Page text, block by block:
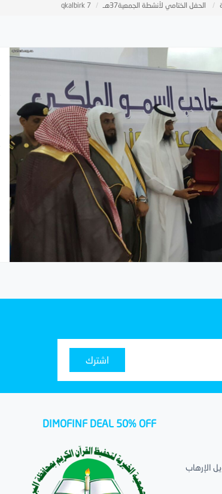
الحفل الختامي لأنشطة الجمعية37هـ qkalbirk 7
اشترك
الإرهاب
DIMOFINF DEAL 50% OFF